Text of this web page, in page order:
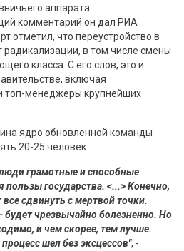
аппарата.
комментарий он дал РИА
отметил, что переустройство в
радикализации, в том числе смены
класса. С его слов, это и
включая
топ-менеджеры крупнейших
ядро обновленной команды
20-25 человек.
грамотные и способные
пользы государства. <...> Конечно,
все сдвинуть с мертвой точки.
чрезвычайно болезненно. Но
и чем скорее, тем лучше.
шел без эксцессов", -